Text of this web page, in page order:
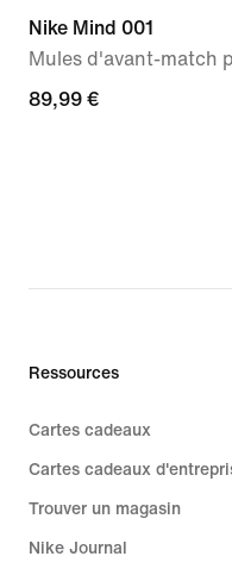
Nike Mind 001
Mules d'avant-match
89,99 €
89,99 €
Ressources
Cartes cadeaux
Cartes cadeaux
Trouver un magasin
Nike Journal